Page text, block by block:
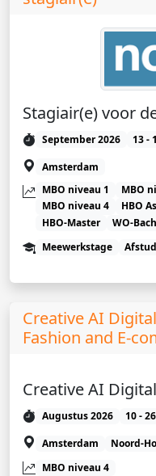
Stagiair(e) voor
September 2026 13 -
Amsterdam
MBO niveau 1
MBO
MBO niveau 4
HBO
HBO-Master
WO-
Meewerkstage
Creative AI
Fashion and E-
Creative AI
Augustus 2026 10 -
Amsterdam
Noord-
MBO niveau 4